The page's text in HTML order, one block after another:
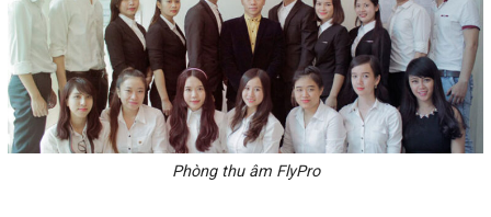
Phòng thu âm FlyPro